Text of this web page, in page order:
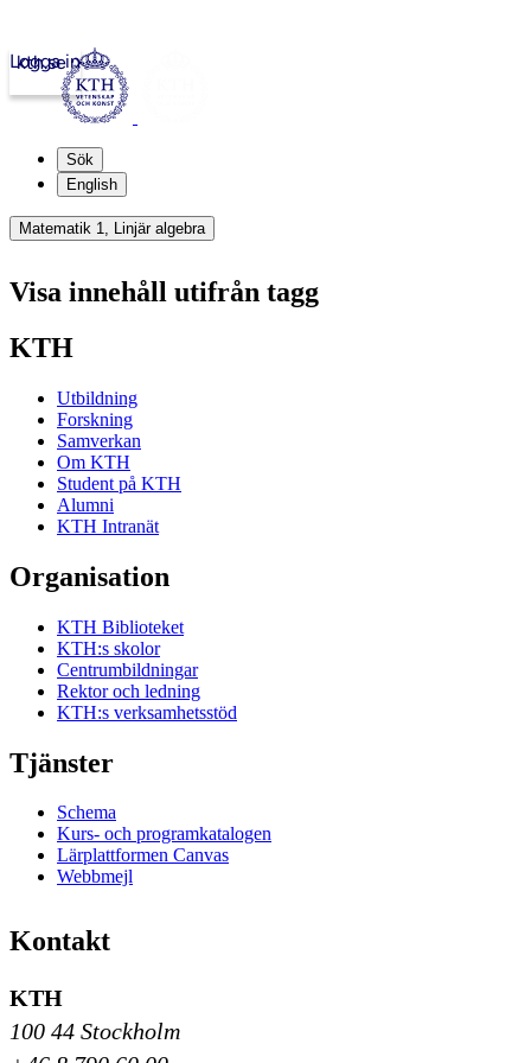
kth.se
Logga in
Sök
English
Matematik 1, Linjär algebra
Visa innehåll utifrån tagg
KTH
Utbildning
Forskning
Samverkan
Om KTH
Student på KTH
Alumni
KTH Intranät
Organisation
KTH Biblioteket
KTH:s skolor
Centrumbildningar
Rektor och ledning
KTH:s verksamhetsstöd
Tjänster
Schema
Kurs- och programkatalogen
Lärplattformen Canvas
Webbmejl
Kontakt
KTH
100 44 Stockholm